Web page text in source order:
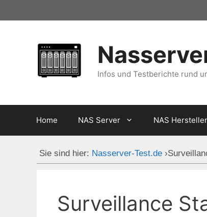
springen
Infos und Testberichte rund
Home NAS Server NAS Hersteller
Sie sind hier: Nasserver-Test.de ›
Surveillance